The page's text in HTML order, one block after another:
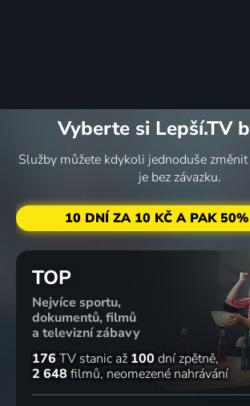
Vyberte si Lepší.TV
Služby můžete kdykoli jednoduše
je bez závazku.
10 DNÍ ZA 10 KČ A PAK
TOP
Nejvíce sportu,
dokumentů, filmů
a televizní zábavy
176 TV stanic až 100 dní zpětně
2 648 filmů neomezené nahrávání